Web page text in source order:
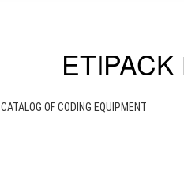
CATALOG OF CODING EQUIPMENT